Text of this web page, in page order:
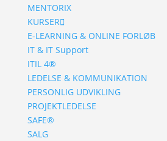
MENTORIX
KURSER
E-LEARNING & ONLINE FORLØB
IT & IT Support
ITIL 4®
LEDELSE & KOMMUNIKATION
PERSONLIG UDVIKLING
PROJEKTLEDELSE
SAFE®
SALG